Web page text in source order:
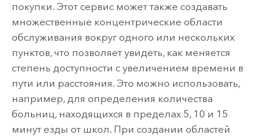
покупки. Этот сервис может также создавать
множественные концентрические области
обслуживания вокруг одного или нескольких
пунктов, что позволяет увидеть, как меняется
степень доступности с увеличением времени в
пути или расстояния. Это можно использовать,
например, для определения количества
больниц, находящихся в пределах 5, 10 и 15
минут езды от школ. При создании областей